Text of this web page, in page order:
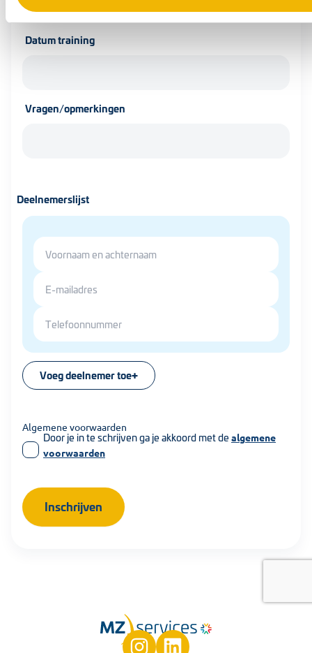
Datum training
Vragen/opmerkingen
Deelnemerslijst
Voeg deelnemer toe
Algemene voorwaarden
Door je in te schrijven ga je akkoord met de algemene
voorwaarden